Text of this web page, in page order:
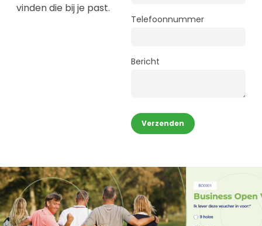
vinden die bij je past.
Telefoonnummer
Bericht
Verzenden